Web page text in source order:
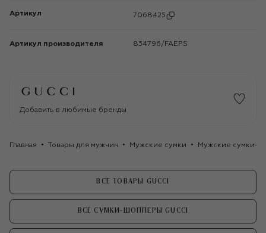
Артикул 7068425
Артикул производителя 834796/FAEPS
Добавить в любимые бренды
Главная Товары для мужчин Мужские сумки Мужские сумки-
ВСЕ ТОВАРЫ GUCCI
ВСЕ СУМКИ-ШОППЕРЫ GUCCI